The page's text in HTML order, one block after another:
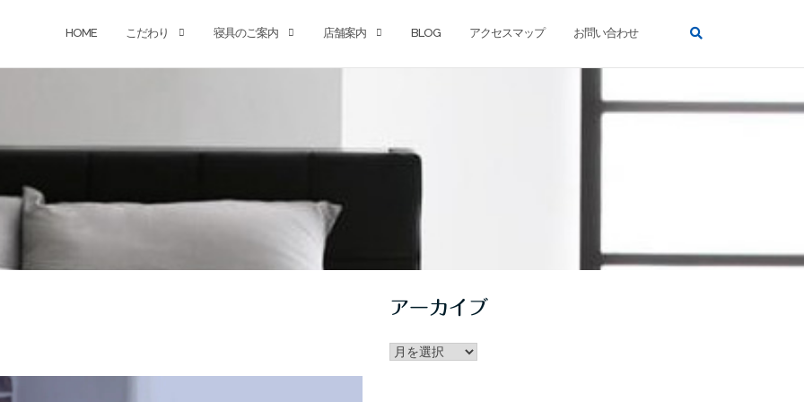
HOME こだわり 寝具のご案内 店舗案内 BLOG アクセスマップ お問い合わせ
アーカイブ
アー